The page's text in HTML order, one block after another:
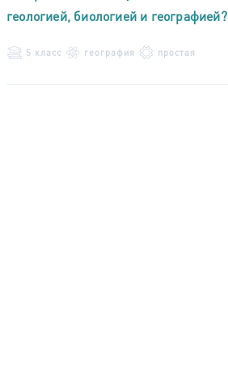
геологией, биологией и географией?
5 класс география простая